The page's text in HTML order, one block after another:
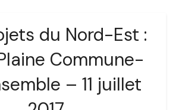
du Nord-Est :
Commune-
– 11 juillet